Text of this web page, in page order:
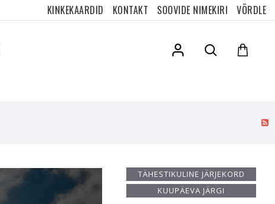
KINKEKAARDID KONTAKT SOOVIDE NIMEKIRI VÕRDLE
TÄHESTIKULINE JÄRJEKORD
KUUPÄEVA JÄRGI